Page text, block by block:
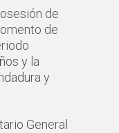
de
de
y la
y
General